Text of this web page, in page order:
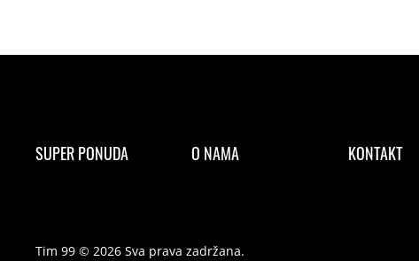
SUPER PONUDA O NAMA KONTAKT
Tim 99 © 2026 Sva prava zadržana.